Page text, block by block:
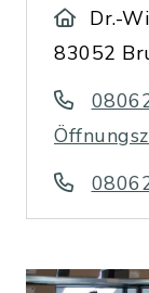
Dr.-
83052